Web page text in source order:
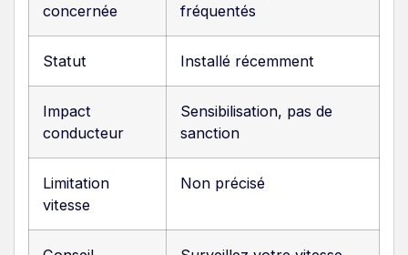
concernée
fréquentés
Statut Installé récemment
Impact
conducteur
Sensibilisation, pas de
sanction
Limitation
vitesse
Non précisé